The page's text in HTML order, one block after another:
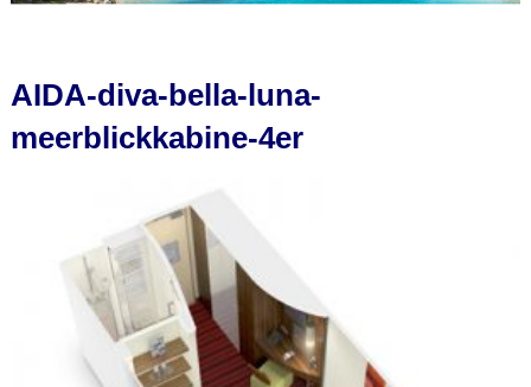
AIDA-diva-bella-luna-
meerblickkabine-4er